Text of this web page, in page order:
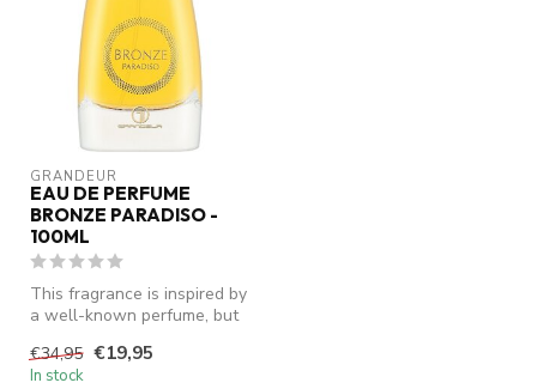
GRANDEUR
EAU DE PERFUME
BRONZE PARADISO -
100ML
This fragrance is inspired by
a well-known perfume, but
€34,95 €19,95
In stock